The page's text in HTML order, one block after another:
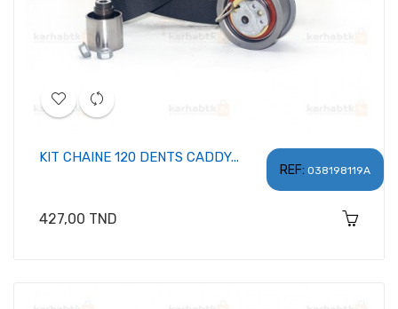
REF: 038198119A
KIT CHAINE 120 DENTS CADDY...
Prix
427,00 TND